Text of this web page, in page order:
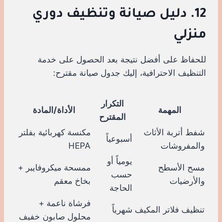
12. دليل صيانة وتنظيف دوري
منزلي
للحفاظ على أفضل نتيجة بعد الحصول على خدمة
التنظيف الاحترافية، إليك جدول صيانة مقترح:
المهمة
التكرار
المقترح
الأداة/المادة
شفط أتربة الأثاث
والمفروشات
أسبوعياً
مكنسة كهربائية بفلتر
HEPA
مسح الأسطح
والأرضيات
يومياً أو
حسب
الحاجة
ممسحة ميكروفايبر +
بخاخ معقم
تنظيف فلاتر المكيف شهرياً
فرشاة ناعمة +
محلول صابون خفيف